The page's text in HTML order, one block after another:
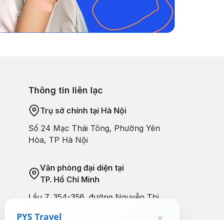
Thông tin liên lạc
Trụ sở chính tại Hà Nội
Số 24 Mạc Thái Tông, Phường Yên
Hòa, TP Hà Nội
Văn phòng đại diện tại
TP. Hồ Chí Minh
Lầu 7, 354-356, đường Nguyễn Thị
PYS Travel ✕